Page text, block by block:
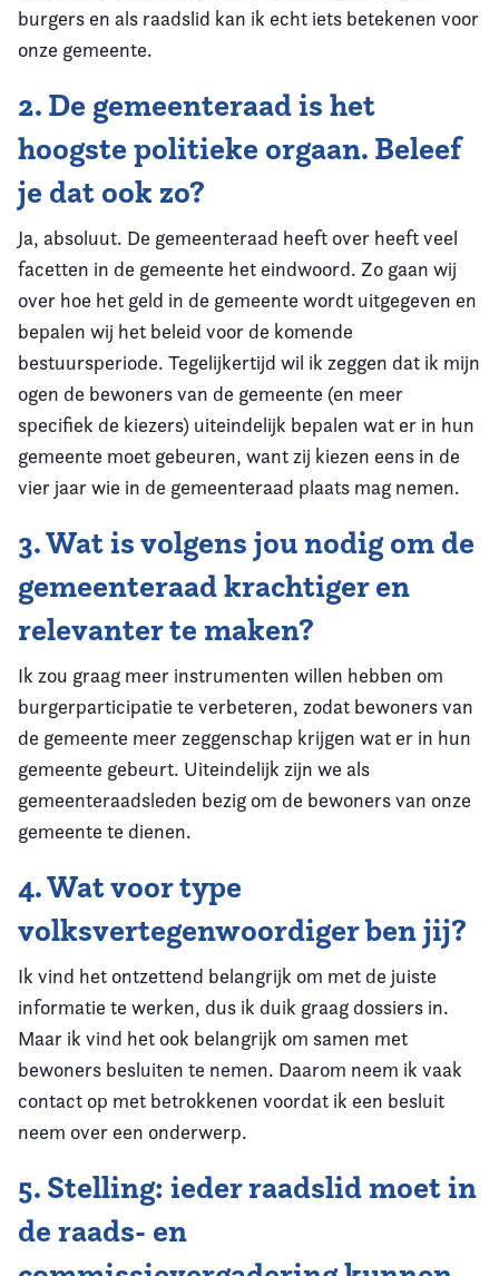
burgers en als raadslid kan ik echt iets betekenen voor
onze gemeente.
2. De gemeenteraad is het
hoogste politieke orgaan. Beleef
je dat ook zo?
Ja, absoluut. De gemeenteraad heeft over heeft veel
facetten in de gemeente het eindwoord. Zo gaan wij
over hoe het geld in de gemeente wordt uitgegeven en
bepalen wij het beleid voor de komende
bestuursperiode. Tegelijkertijd wil ik zeggen dat ik mijn
ogen de bewoners van de gemeente (en meer
specifiek de kiezers) uiteindelijk bepalen wat er in hun
gemeente moet gebeuren, want zij kiezen eens in de
vier jaar wie in de gemeenteraad plaats mag nemen.
3. Wat is volgens jou nodig om de
gemeenteraad krachtiger en
relevanter te maken?
Ik zou graag meer instrumenten willen hebben om
burgerparticipatie te verbeteren, zodat bewoners van
de gemeente meer zeggenschap krijgen wat er in hun
gemeente gebeurt. Uiteindelijk zijn we als
gemeenteraadsleden bezig om de bewoners van onze
gemeente te dienen.
4. Wat voor type
volksvertegenwoordiger ben jij?
Ik vind het ontzettend belangrijk om met de juiste
informatie te werken, dus ik duik graag dossiers in.
Maar ik vind het ook belangrijk om samen met
bewoners besluiten te nemen. Daarom neem ik vaak
contact op met betrokkenen voordat ik een besluit
neem over een onderwerp.
5. Stelling: ieder raadslid moet in
de raads- en